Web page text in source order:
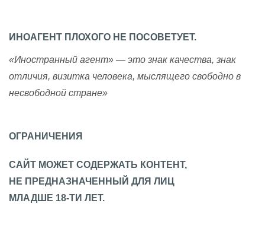
ИНОАГЕНТ ПЛОХОГО НЕ ПОСОВЕТУЕТ.
«Иностранный агент» — это знак качества, знак
отличия, визитка человека, мыслящего свободно в
несвободной стране»
ОГРАНИЧЕНИЯ
САЙТ МОЖЕТ СОДЕРЖАТЬ КОНТЕНТ,
НЕ ПРЕДНАЗНАЧЕННЫЙ ДЛЯ ЛИЦ
МЛАДШЕ 18-ТИ ЛЕТ.